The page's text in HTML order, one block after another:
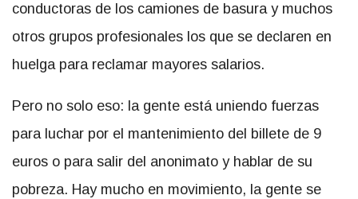
conductoras de los camiones de basura y muchos
otros grupos profesionales los que se declaren en
huelga para reclamar mayores salarios.
Pero no solo eso: la gente está uniendo fuerzas
para luchar por el mantenimiento del billete de 9
euros o para salir del anonimato y hablar de su
pobreza. Hay mucho en movimiento, la gente se